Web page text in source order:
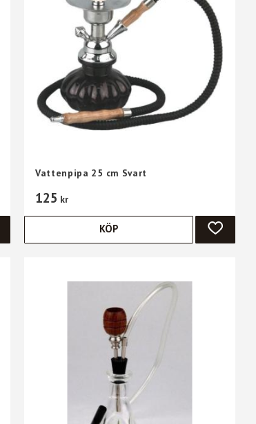
TILL I FAVORITER
Vattenpipa 25 cm Svart
125 kr
LÄGG
KÖP